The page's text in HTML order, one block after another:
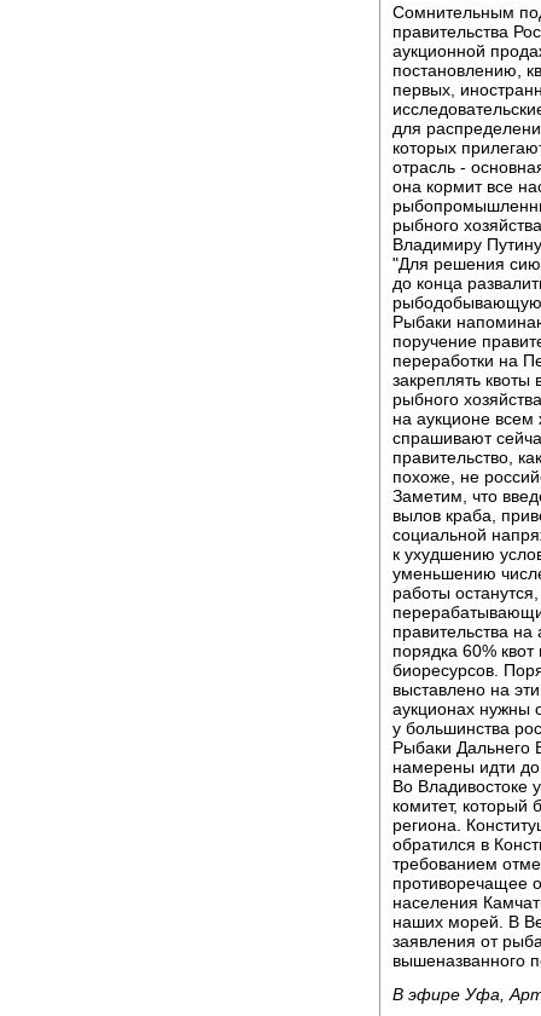
Сомнительным
правительства
аукционной
постановлению,
первых,
для
которых
отрасль -
она кормит все
рыбного
Владимиру
"Для решения
до конца
рыбодобывающую
Рыбаки
поручение
переработки на
закреплять
рыбного
на аукционе
спрашивают
правительство,
похоже, не
Заметим, что
вылов краба,
социальной
к ухудшению
уменьшению
работы
правительства
порядка 60%
биоресурсов.
выставлено на
аукционах нужны
у большинства
Рыбаки Дальнего
намерены идти до
Во Владивостоке
комитет, который
региона.
обратился в
требованием
противоречащее
населения
наших морей. В
заявления от
вышеназванного
В эфире Уфа,